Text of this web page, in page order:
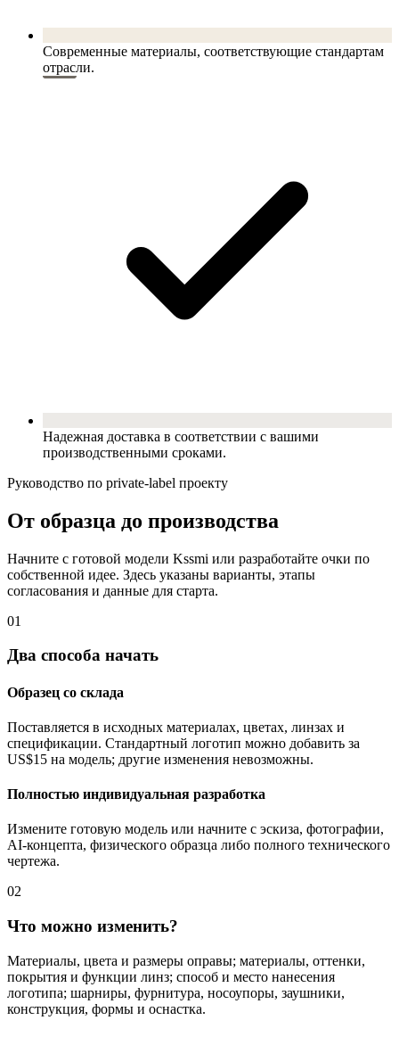
Современные материалы, соответствующие стандартам
отрасли.
Надежная доставка в соответствии с вашими
производственными сроками.
Руководство по private-label проекту
От образца до производства
Начните с готовой модели Kssmi или разработайте очки по
собственной идее. Здесь указаны варианты, этапы
согласования и данные для старта.
01
Два способа начать
Образец со склада
Поставляется в исходных материалах, цветах, линзах и
спецификации. Стандартный логотип можно добавить за
US$15 на модель; другие изменения невозможны.
Полностью индивидуальная разработка
Измените готовую модель или начните с эскиза, фотографии,
AI-концепта, физического образца либо полного технического
чертежа.
02
Что можно изменить?
Материалы, цвета и размеры оправы; материалы, оттенки,
покрытия и функции линз; способ и место нанесения
логотипа; шарниры, фурнитура, носоупоры, заушники,
конструкция, формы и оснастка.